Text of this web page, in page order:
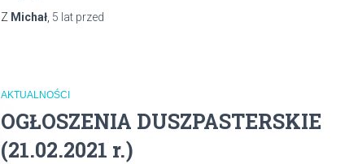
Z Michał 5 lat przed
AKTUALNOŚCI
OGŁOSZENIA DUSZPASTERSKIE
(21.02.2021 r.)